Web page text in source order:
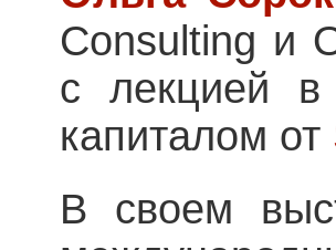
Consulting и
с лекцией в
капиталом от
В своем